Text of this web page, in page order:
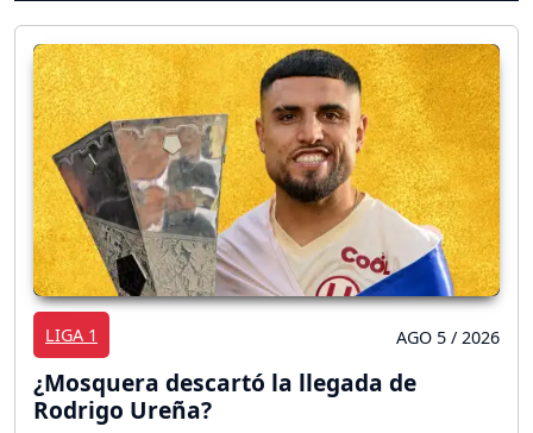
LIGA 1 AGO 5 / 2026
¿Mosquera descartó la llegada de
Rodrigo Ureña?